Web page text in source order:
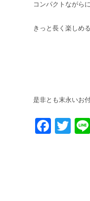
コンパクトながら
きっと長く楽しめ
是非とも末永いお